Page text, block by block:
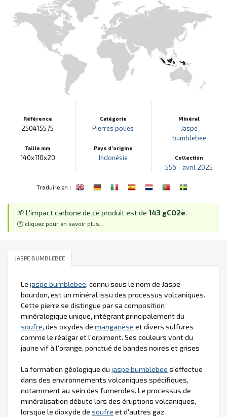
Référence
250415575
Taille mm
140x110x20
Catégorie
Pierres polies
Pays d'origine
Indonésie
Minéral
Jaspe
bumblebee
Collection
556 - avril 2025
Traduire en :
🌱 L'impact carbone de ce produit est de 143 gCO2e.
cliquez pour en savoir plus...
JASPE BUMBLEBEE
Le jaspe bumblebee, connu sous le nom de Jaspe
bourdon, est un minéral issu des processus volcaniques.
Cette pierre se distingue par sa composition
minéralogique unique, intégrant principalement du
soufre, des oxydes de manganèse et divers sulfures
comme le réalgar et l'orpiment. Ses couleurs vont du
jaune vif à l'orange, ponctué de bandes noires et grises
La formation géologique du jaspe bumblebee s'effectue
dans des environnements volcaniques spécifiques,
notamment au sein des fumeroles. Le processus de
minéralisation débute lors des éruptions volcaniques,
lorsque le dioxyde de soufre et d'autres gaz